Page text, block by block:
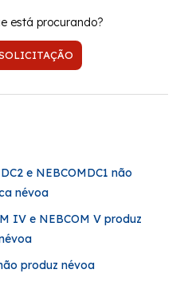
está procurando?
e NEBCOMDC1 não
névoa
IV e NEBCOM V produz
produz névoa